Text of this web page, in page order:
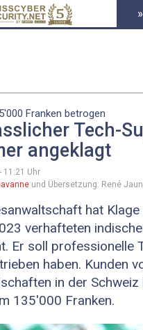
MENU
Franken betrogen
Tech-
angeklagt
11:21 Uhr
und Übersetzung: René
hat
verhafteten
Er soll professionelle
haben. Kunden
in der
135'000 Franken.